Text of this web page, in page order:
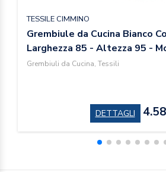
TESSILE CIMMINO
Grembiule da Cucina Bianco
Larghezza 85 - Altezza 95 -
Grembiuli da Cucina, Tessili
DETTAGLI